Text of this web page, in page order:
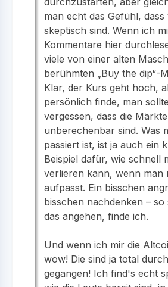
man echt das Gefühl, dass
skeptisch sind. Wenn ich
Kommentare hier
viele von einer alten
berühmten „Buy the dip“-
Klar, der Kurs geht hoch,
persönlich finde, man
vergessen, dass die
unberechenbar sind. Was
passiert ist, ist ja auch ein
Beispiel dafür, wie schnell
verlieren kann, wenn man
aufpasst. Ein bisschen
bisschen nachdenken – so
das angehen, finde ich.
Und wenn ich mir die
wow! Die sind ja total
gegangen! Ich find's echt